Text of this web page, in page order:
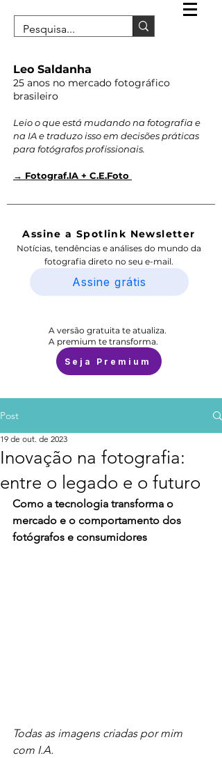
Leo Saldanha
25 anos no mercado fotográfico
brasileiro
Leio o que está mudando na fotografia e
na IA e traduzo isso em decisões práticas
para fotógrafos profissionais.
→ Fotograf.IA + C.E.Foto
Assine a Spotlink Newsletter
Notícias, tendências e análises do mundo da
fotografia direto no seu e-mail.
Assine grátis
A versão gratuita te atualiza.
A premium te transforma.
Seja Premium
Post
Inovação na fotografia:
entre o legado e o futuro
19 de out. de 2023
Como a tecnologia transforma o
mercado e o comportamento dos
fotógrafos e consumidores
Todas as imagens criadas por mim
com I.A.